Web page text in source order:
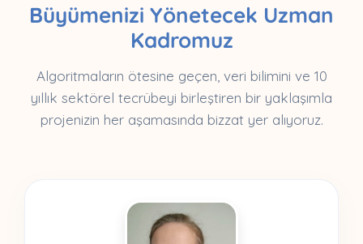
Büyümenizi Yönetecek Uzman
Kadromuz
Algoritmaların ötesine geçen, veri bilimini ve 10
yıllık sektörel tecrübeyi birleştiren bir yaklaşımla
projenizin her aşamasında bizzat yer alıyoruz.